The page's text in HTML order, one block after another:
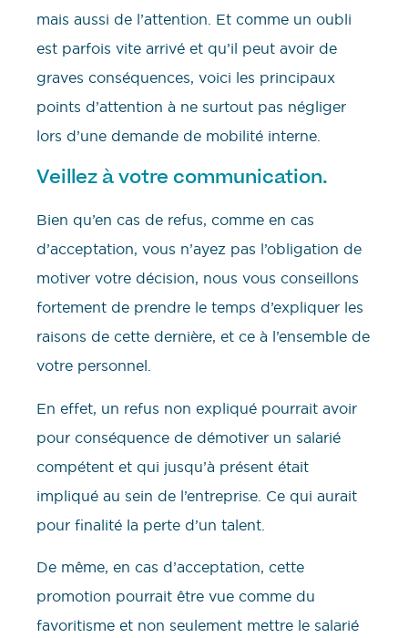
mais aussi de l’attention. Et comme un oubli
est parfois vite arrivé et qu’il peut avoir de
graves conséquences, voici les principaux
points d’attention à ne surtout pas négliger
lors d’une demande de mobilité interne.
Veillez à votre communication.
Bien qu’en cas de refus, comme en cas
d’acceptation, vous n’ayez pas l’obligation de
motiver votre décision, nous vous conseillons
fortement de prendre le temps d’expliquer les
raisons de cette dernière, et ce à l’ensemble de
votre personnel.
En effet, un refus non expliqué pourrait avoir
pour conséquence de démotiver un salarié
compétent et qui jusqu’à présent était
impliqué au sein de l’entreprise. Ce qui aurait
pour finalité la perte d’un talent.
De même, en cas d’acceptation, cette
promotion pourrait être vue comme du
favoritisme et non seulement mettre le salarié